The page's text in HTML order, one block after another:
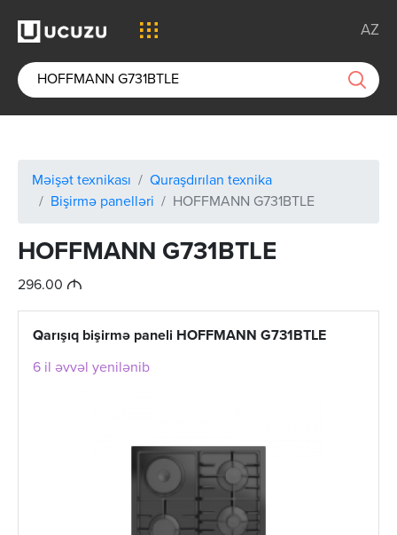
AZ
Məişət texnikası
Quraşdırılan texnika
Bişirmə panelləri
HOFFMANN G731BTLE
HOFFMANN G731BTLE
296.00 M
Qarışıq bişirmə paneli HOFFMANN G731BTLE
6 il əvvəl yenilənib